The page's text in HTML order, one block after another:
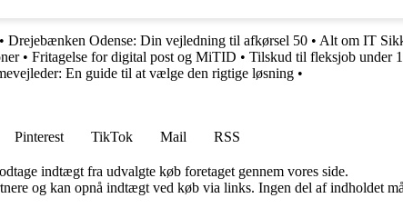
Drejebænken Odense: Din vejledning til afkørsel 50 • Alt om IT
• Fritagelse for digital post og MiTID • Tilskud til fleksjob under
En guide til at vælge den rigtige løsning •
Pinterest TikTok Mail
RSS
indtægt fra udvalgte køb foretaget gennem vores side.
og kan opnå indtægt ved køb via links. Ingen del af indholdet